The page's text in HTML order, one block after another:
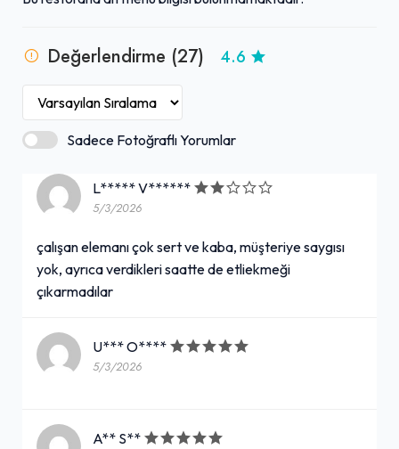
Değerlendirme (27) 4.6
Sadece Fotoğraflı Yorumlar
L***** V******
5/3/2026
çalışan elemanı çok sert ve kaba, müşteriye saygısı
yok, ayrıca verdikleri saatte de etliekmeği
çıkarmadılar
U*** O****
5/3/2026
A** S**